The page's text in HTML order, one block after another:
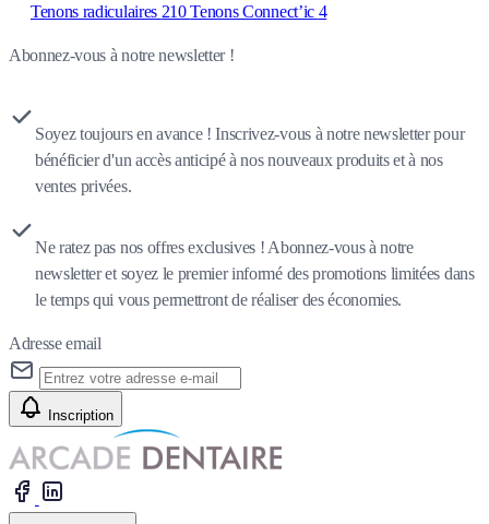
Tenons radiculaires 210Tenons Connect’ic 4
Abonnez-vous à notre newsletter !
Soyez toujours en avance ! Inscrivez-vous à notre newsletter pour
bénéficier d'un accès anticipé à nos nouveaux produits et à nos
ventes privées.
Ne ratez pas nos offres exclusives ! Abonnez-vous à notre
newsletter et soyez le premier informé des promotions limitées dans
le temps qui vous permettront de réaliser des économies.
Adresse email
Inscription